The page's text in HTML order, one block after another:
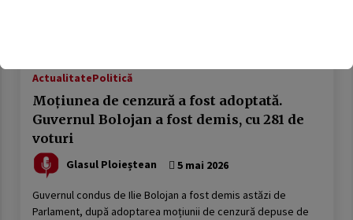
ActualitatePolitică
Moțiunea de cenzură a fost adoptată.
Guvernul Bolojan a fost demis, cu 281 de
voturi
Glasul Ploieștean 5 mai 2026
Guvernul condus de Ilie Bolojan a fost demis astăzi de
Parlament, după adoptarea moțiunii de cenzură depuse de